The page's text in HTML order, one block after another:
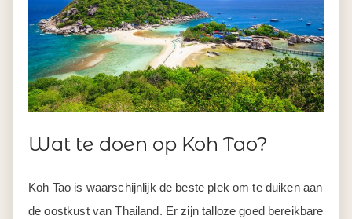
Wat te doen op Koh Tao?
Koh Tao is waarschijnlijk de beste plek om te duiken aan
de oostkust van Thailand. Er zijn talloze goed bereikbare